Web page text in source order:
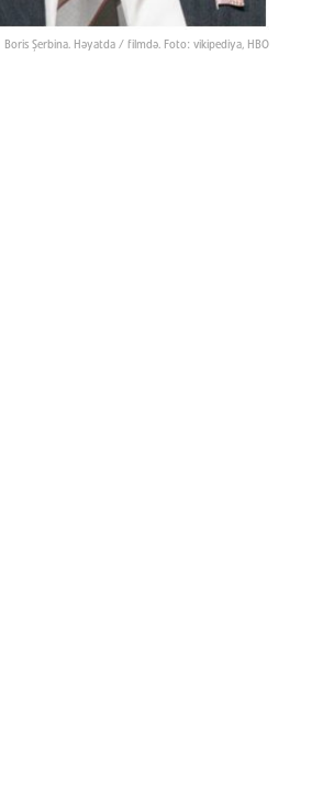
Boris Şerbina. Həyatda / filmdə. Foto: vikipediya, HBO